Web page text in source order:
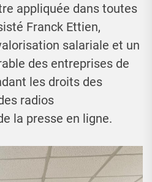
appliquée dans toutes
Franck Ettien,
salariale et un
des entreprises de
les droits des
radios
la presse en ligne.